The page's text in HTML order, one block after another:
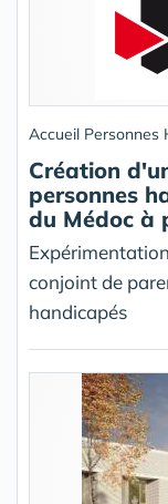
Accueil Personnes
Création
personnes
du Médoc à
conjoint de
handicapés